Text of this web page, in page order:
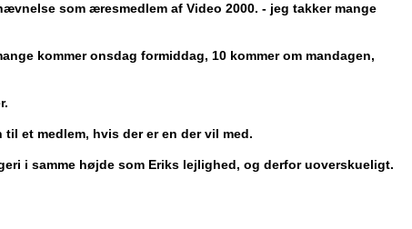
som æresmedlem af Video 2000. - jeg takker mange
kommer onsdag formiddag, 10 kommer om mandagen,
et medlem, hvis der er en der vil med.
i samme højde som Eriks lejlighed, og derfor uoverskueligt.